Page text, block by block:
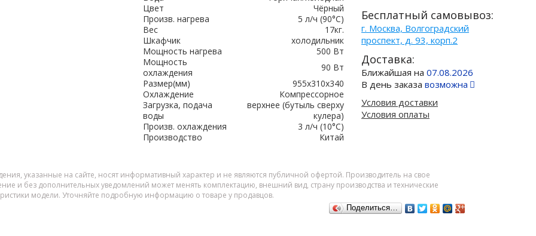
Бесплатный самовывоз:
г. Москва, Волгоградский
проспект, д. 93, корп.2
Доставка:
Ближайшая на 07.08.2026
В день заказа возможна
Условия доставки
Условия оплаты
Цвет
Чёрный
Произв. нагрева
5 л/ч (90°C)
Вес
17кг.
Шкафчик
холодильник
Мощность нагрева
500 Вт
Мощность
охлаждения
90 Вт
Размер(мм)
955x310x340
Охлаждение
Компрессорное
Загрузка, подача
воды
верхнее (бутыль сверху
кулера)
Произв. охлаждения
3 л/ч (10°C)
Производство
Китай
указанные на сайте, носят информативный характер и не являются публичной офертой. Производитель на свое
и без дополнительных уведомлений может менять комплектацию, внешний вид, страну производства и технические
модели. Уточняйте подробную информацию о товаре у продавцов.
Поделиться…